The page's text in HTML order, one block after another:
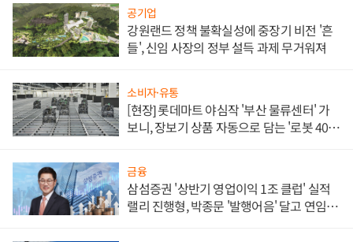
공기업
강원랜드 정책 불확실성에 중장기 비전 '흔
들', 신임 사장의 정부 설득 과제 무거워져
소비자·유통
[현장] 롯데마트 야심작 '부산 물류센터' 가
보니, 장보기 상품 자동으로 담는 '로봇 400
금융
삼섬증권 '상반기 영업이익 1조 클럽' 실적
랠리 진행형, 박종문 '발행어음' 달고 연임 향